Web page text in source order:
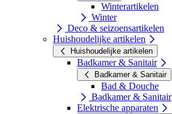
Winterartikelen
Winter
Deco & seizoensartikelen
Huishoudelijke artikelen
Huishoudelijke artikelen
Badkamer & Sanitair
Badkamer & Sanitair
Bad & Douche
Badkamer & Sanitair
Elektrische apparaten